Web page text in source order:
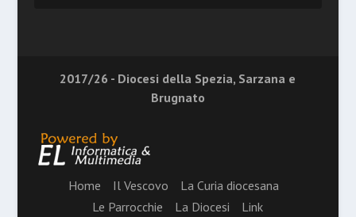
2017/26 - Diocesi della Spezia, Sarzana e
Brugnato
Home Il Vescovo
La Curia diocesana
Le Parrocchie
La Diocesi Link